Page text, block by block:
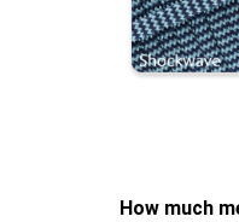
How much